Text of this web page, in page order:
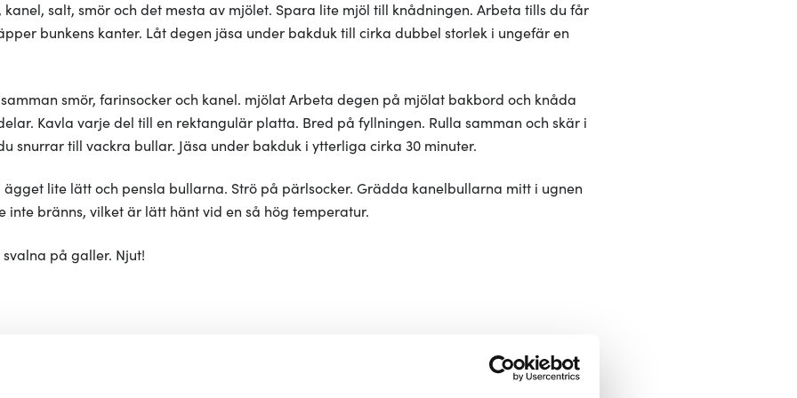
salt, smör och det mesta av mjölet. Spara lite mjöl till knådningen. Arbeta tills du får
bunkens kanter. Låt degen jäsa under bakduk till cirka dubbel storlek i ungefär en
smör, farinsocker och kanel. mjölat Arbeta degen på mjölat bakbord och knåda
Kavla varje del till en rektangulär platta. Bred på fyllningen. Rulla samman och skär i
snurrar till vackra bullar. Jäsa under bakduk i ytterliga cirka 30 minuter.
ägget lite lätt och pensla bullarna. Strö på pärlsocker. Grädda kanelbullarna mitt i ugnen
inte bränns, vilket är lätt hänt vid en så hög temperatur.
på galler. Njut!